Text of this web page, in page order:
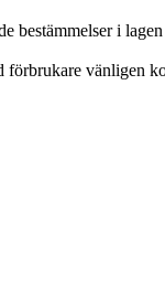
bestämmelser i
förbrukare vänligen